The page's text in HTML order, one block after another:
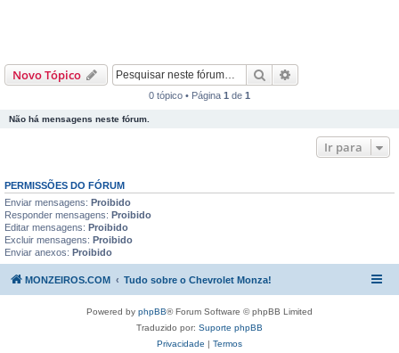
Novo Tópico Pesquisar
0 tópico • Página 1 de 1
Não há mensagens neste fórum.
Ir para
PERMISSÕES DO FÓRUM
Enviar mensagens: Proibido
Responder mensagens: Proibido
Editar mensagens: Proibido
Excluir mensagens: Proibido
Enviar anexos: Proibido
MONZEIROS.COM Tudo sobre o Chevrolet Monza!
Powered by phpBB® Forum Software © phpBB Limited
Traduzido por: Suporte phpBB
Privacidade | Termos